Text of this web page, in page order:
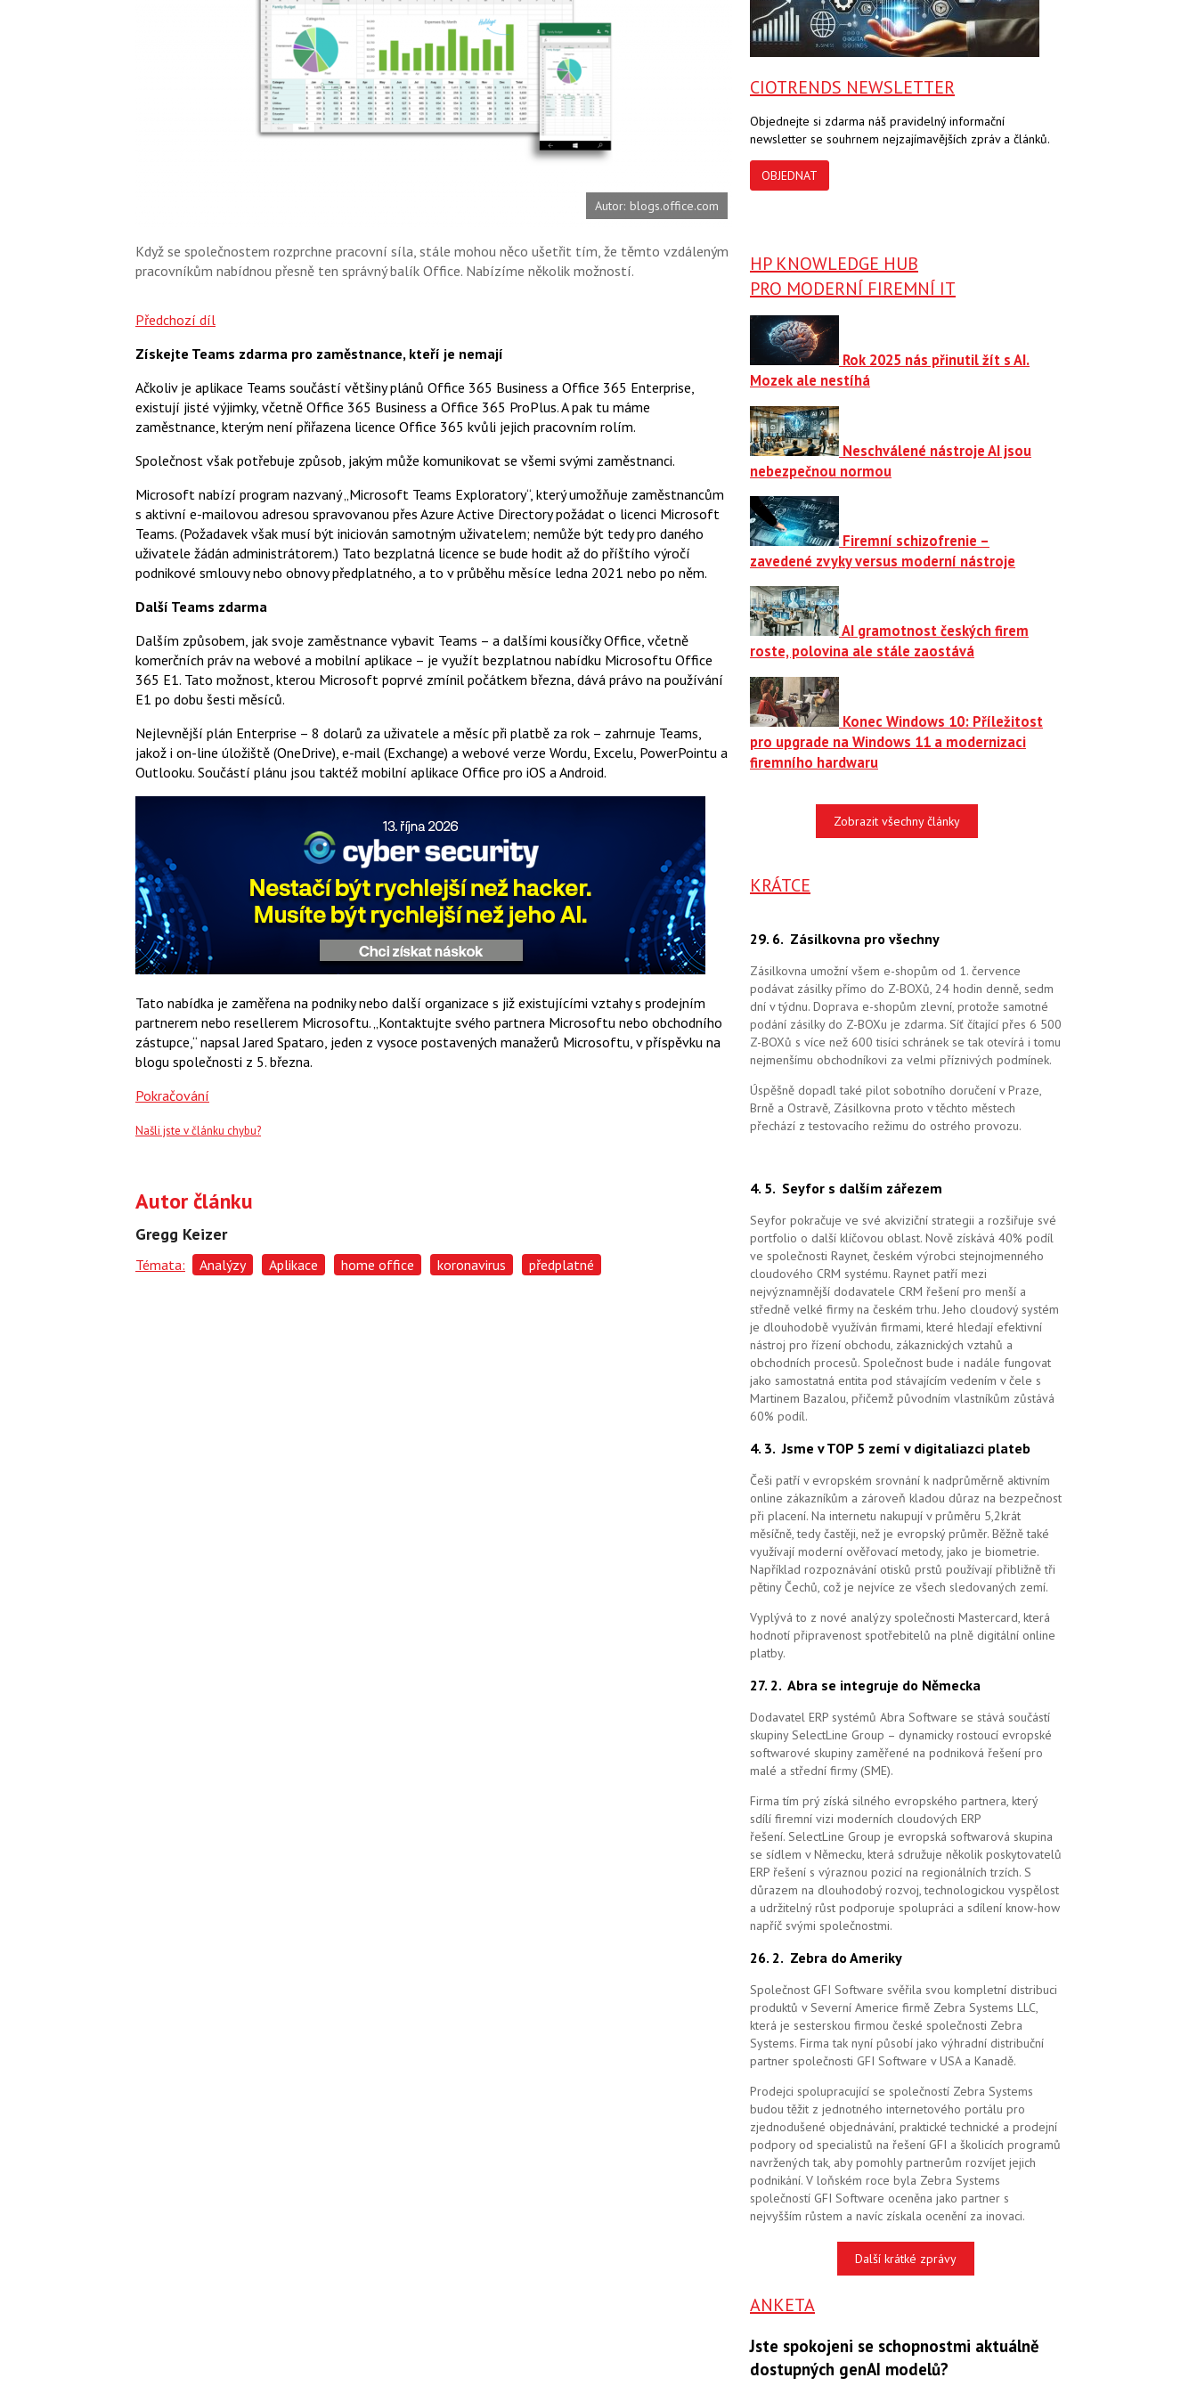
Autor: blogs.office.com
Když se společnostem rozprchne pracovní síla, stále mohou něco ušetřit tím, že těmto vzdáleným
pracovníkům nabídnou přesně ten správný balík Office. Nabízíme několik možností.
Předchozí díl
Získejte Teams zdarma pro zaměstnance, kteří je nemají
Ačkoliv je aplikace Teams součástí většiny plánů Office 365 Business a Office 365 Enterprise,
existují jisté výjimky, včetně Office 365 Business a Office 365 ProPlus. A pak tu máme
zaměstnance, kterým není přiřazena licence Office 365 kvůli jejich pracovním rolím.
Společnost však potřebuje způsob, jakým může komunikovat se všemi svými zaměstnanci.
Microsoft nabízí program nazvaný „Microsoft Teams Exploratory“, který umožňuje zaměstnancům
s aktivní e-mailovou adresou spravovanou přes Azure Active Directory požádat o licenci Microsoft
Teams. (Požadavek však musí být iniciován samotným uživatelem; nemůže být tedy pro daného
uživatele žádán administrátorem.) Tato bezplatná licence se bude hodit až do příštího výročí
podnikové smlouvy nebo obnovy předplatného, a to v průběhu měsíce ledna 2021 nebo po něm.
Další Teams zdarma
Dalším způsobem, jak svoje zaměstnance vybavit Teams – a dalšími kousíčky Office, včetně
komerčních práv na webové a mobilní aplikace – je využít bezplatnou nabídku Microsoftu Office
365 E1. Tato možnost, kterou Microsoft poprvé zmínil počátkem března, dává právo na používání
E1 po dobu šesti měsíců.
Nejlevnější plán Enterprise – 8 dolarů za uživatele a měsíc při platbě za rok – zahrnuje Teams,
jakož i on-line úložiště (OneDrive), e-mail (Exchange) a webové verze Wordu, Excelu, PowerPointu a
Outlooku. Součástí plánu jsou taktéž mobilní aplikace Office pro iOS a Android.
Tato nabídka je zaměřena na podniky nebo další organizace s již existujícími vztahy s prodejním
partnerem nebo resellerem Microsoftu. „Kontaktujte svého partnera Microsoftu nebo obchodního
zástupce,“ napsal Jared Spataro, jeden z vysoce postavených manažerů Microsoftu, v příspěvku na
blogu společnosti z 5. března.
Pokračování
Našli jste v článku chybu?
Autor článku
Gregg Keizer
Témata: Analýzy Aplikace home office koronavirus předplatné
CIOTRENDS NEWSLETTER
Objednejte si zdarma náš pravidelný informační
newsletter se souhrnem nejzajímavějších zpráv a článků.
OBJEDNAT
HP KNOWLEDGE HUB
PRO MODERNÍ FIREMNÍ IT
Rok 2025 nás přinutil žít s AI.
Mozek ale nestíhá
Neschválené nástroje AI jsou
nebezpečnou normou
Firemní schizofrenie –
zavedené zvyky versus moderní nástroje
AI gramotnost českých firem
roste, polovina ale stále zaostává
Konec Windows 10: Příležitost
pro upgrade na Windows 11 a modernizaci
firemního hardwaru
Zobrazit všechny články
KRÁTCE
29. 6. Zásilkovna pro všechny
Zásilkovna umožní všem e-shopům od 1. července
podávat zásilky přímo do Z-BOXů, 24 hodin denně, sedm
dní v týdnu. Doprava e-shopům zlevní, protože samotné
podání zásilky do Z-BOXu je zdarma. Síť čítající přes 6 500
Z-BOXů s více než 600 tisíci schránek se tak otevírá i tomu
nejmenšímu obchodníkovi za velmi příznivých podmínek.
Úspěšně dopadl také pilot sobotního doručení v Praze,
Brně a Ostravě, Zásilkovna proto v těchto městech
přechází z testovacího režimu do ostrého provozu.
4. 5. Seyfor s dalším zářezem
Seyfor pokračuje ve své akviziční strategii a rozšiřuje své
portfolio o další klíčovou oblast. Nově získává 40% podíl
ve společnosti Raynet, českém výrobci stejnojmenného
cloudového CRM systému. Raynet patří mezi
nejvýznamnější dodavatele CRM řešení pro menší a
středně velké firmy na českém trhu. Jeho cloudový systém
je dlouhodobě využíván firmami, které hledají efektivní
nástroj pro řízení obchodu, zákaznických vztahů a
obchodních procesů. Společnost bude i nadále fungovat
jako samostatná entita pod stávajícím vedením v čele s
Martinem Bazalou, přičemž původním vlastníkům zůstává
60% podíl.
4. 3.Jsme v TOP 5 zemí v digitaliazci plateb
Češi patří v evropském srovnání k nadprůměrně aktivním
online zákazníkům a zároveň kladou důraz na bezpečnost
při placení. Na internetu nakupují v průměru 5,2krát
měsíčně, tedy častěji, než je evropský průměr. Běžně také
využívají moderní ověřovací metody, jako je biometrie.
Například rozpoznávání otisků prstů používají přibližně tři
pětiny Čechů, což je nejvíce ze všech sledovaných zemí.
Vyplývá to z nové analýzy společnosti Mastercard, která
hodnotí připravenost spotřebitelů na plně digitální online
platby.
27. 2. Abra se integruje do Německa
Dodavatel ERP systémů Abra Software se stává součástí
skupiny SelectLine Group – dynamicky rostoucí evropské
softwarové skupiny zaměřené na podniková řešení pro
malé a střední firmy (SME).
Firma tím prý získá silného evropského partnera, který
sdílí firemní vizi moderních cloudových ERP
řešení. SelectLine Group je evropská softwarová skupina
se sídlem v Německu, která sdružuje několik poskytovatelů
ERP řešení s výraznou pozicí na regionálních trzích. S
důrazem na dlouhodobý rozvoj, technologickou vyspělost
a udržitelný růst podporuje spolupráci a sdílení know-how
napříč svými společnostmi.
26. 2. Zebra do Ameriky
Společnost GFI Software svěřila svou kompletní distribuci
produktů v Severní Americe firmě Zebra Systems LLC,
která je sesterskou firmou české společnosti Zebra
Systems. Firma tak nyní působí jako výhradní distribuční
partner společnosti GFI Software v USA a Kanadě.
Prodejci spolupracující se společností Zebra Systems
budou těžit z jednotného internetového portálu pro
zjednodušené objednávání, praktické technické a prodejní
podpory od specialistů na řešení GFI a školicích programů
navržených tak, aby pomohly partnerům rozvíjet jejich
podnikání. V loňském roce byla Zebra Systems
společností GFI Software oceněna jako partner s
nejvyšším růstem a navíc získala ocenění za inovaci.
Další krátké zprávy
ANKETA
Jste spokojeni se schopnostmi aktuálně
dostupných genAI modelů?